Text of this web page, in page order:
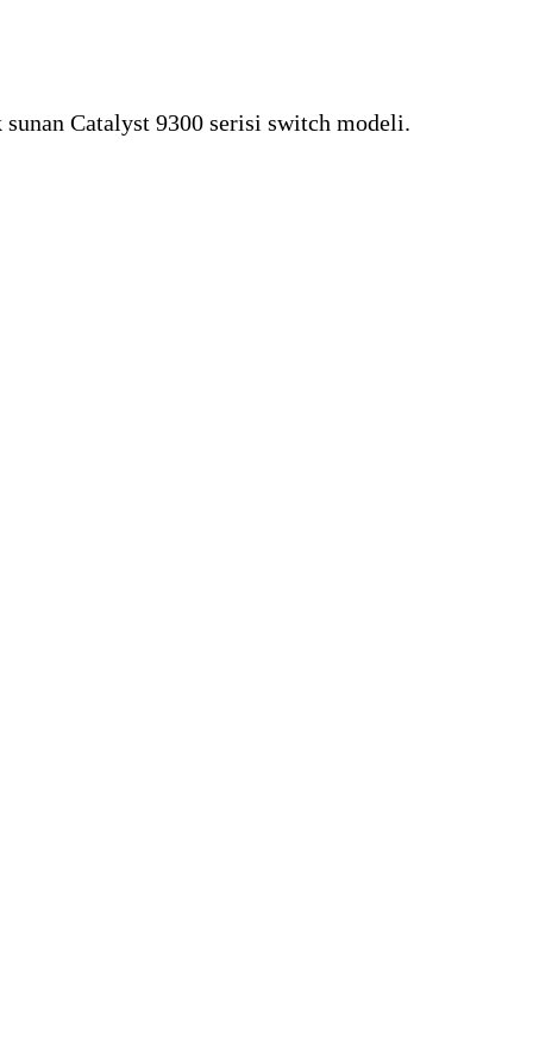
Catalyst 9300 serisi switch modeli.